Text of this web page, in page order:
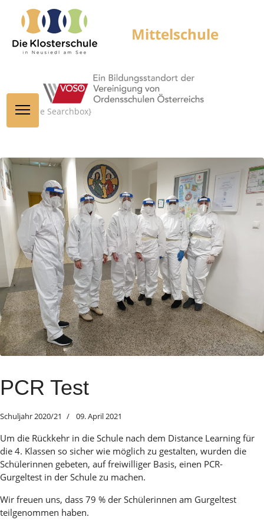
{module Searchbox}
PCR Test
Schuljahr 2020/21 09. April 2021
Um die Rückkehr in die Schule nach dem Distance Learning für
die 4. Klassen so sicher wie möglich zu gestalten, wurden die
Schülerinnen gebeten, auf freiwilliger Basis, einen PCR-
Gurgeltest in der Schule zu machen.
Wir freuen uns, dass 79 % der Schülerinnen am Gurgeltest
teilgenommen haben.